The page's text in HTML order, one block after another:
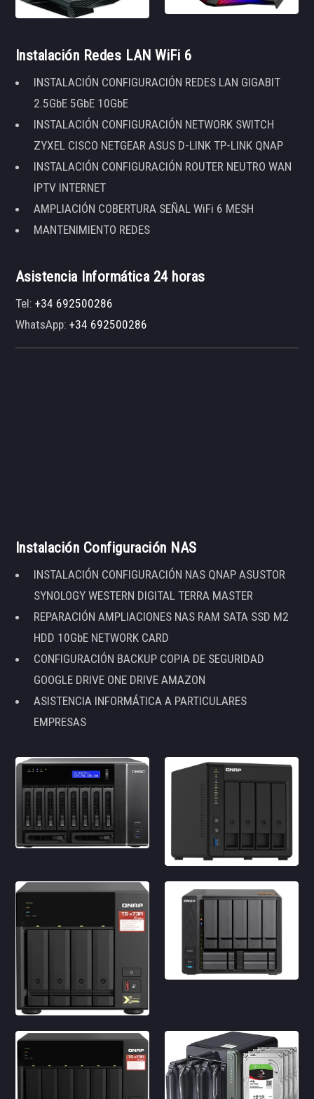
Instalación Redes LAN WiFi 6
INSTALACIÓN CONFIGURACIÓN REDES LAN GIGABIT
2.5GbE 5GbE 10GbE
INSTALACIÓN CONFIGURACIÓN NETWORK SWITCH
ZYXEL CISCO NETGEAR ASUS D-LINK TP-LINK QNAP
INSTALACIÓN CONFIGURACIÓN ROUTER NEUTRO WAN
IPTV INTERNET
AMPLIACIÓN COBERTURA SEÑAL WiFi 6 MESH
MANTENIMIENTO REDES
Asistencia Informática 24 horas
Tel:+34 692500286
WhatsApp:+34 692500286
Instalación Configuración NAS
INSTALACIÓN CONFIGURACIÓN NAS QNAP ASUSTOR
SYNOLOGY WESTERN DIGITAL TERRA MASTER
REPARACIÓN AMPLIACIONES NAS RAM SATA SSD M2
HDD 10GbE NETWORK CARD
CONFIGURACIÓN BACKUP COPIA DE SEGURIDAD
GOOGLE DRIVE ONE DRIVE AMAZON
ASISTENCIA INFORMÁTICA A PARTICULARES
EMPRESAS